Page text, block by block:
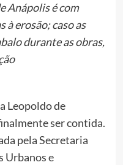
Anápolis é com
à erosão; caso as
durante as obras,
Leopoldo de
ser contida.
pela Secretaria
Urbanos e